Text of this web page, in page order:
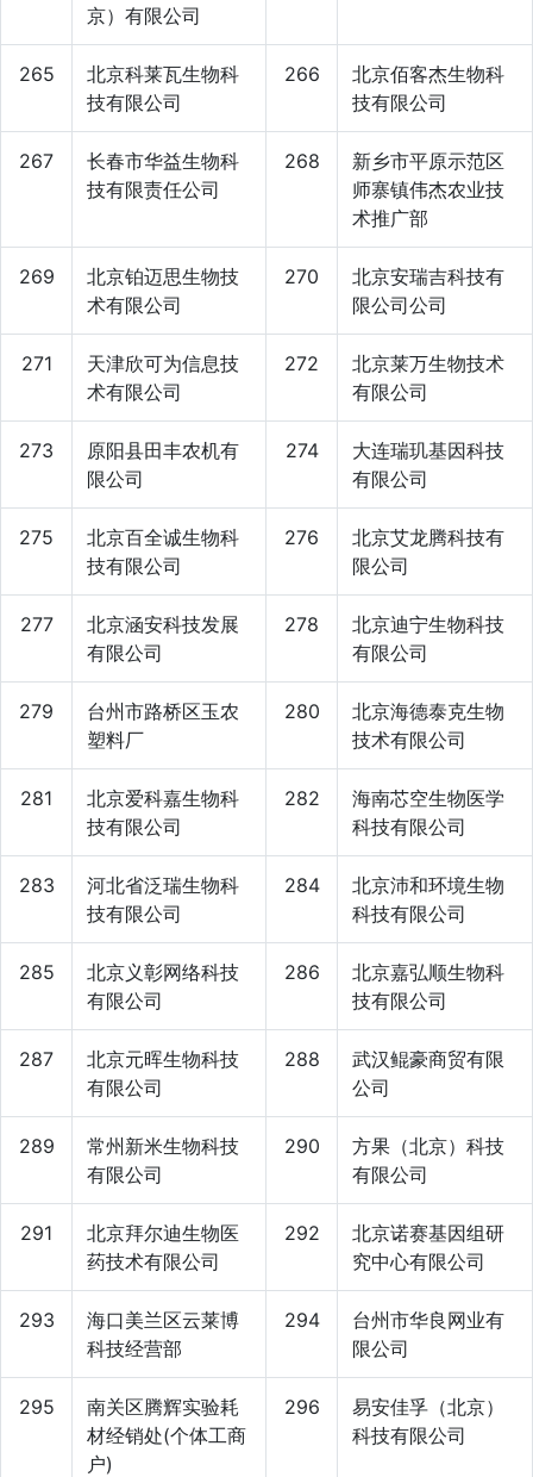
京）有限公司
265
北京科莱瓦生物科
技有限公司
266
北京佰客杰生物科
技有限公司
267
长春市华益生物科
技有限责任公司
268
新乡市平原示范区
师寨镇伟杰农业技
术推广部
269
北京铂迈思生物技
术有限公司
270
北京安瑞吉科技有
限公司公司
271
天津欣可为信息技
术有限公司
272
北京莱万生物技术
有限公司
273
原阳县田丰农机有
限公司
274
大连瑞玑基因科技
有限公司
275
北京百全诚生物科
技有限公司
276
北京艾龙腾科技有
限公司
277
北京涵安科技发展
有限公司
278
北京迪宁生物科技
有限公司
279
台州市路桥区玉农
塑料厂
280
北京海德泰克生物
技术有限公司
281
北京爱科嘉生物科
技有限公司
282
海南芯空生物医学
科技有限公司
283
河北省泛瑞生物科
技有限公司
284
北京沛和环境生物
科技有限公司
285
北京义彰网络科技
有限公司
286
北京嘉弘顺生物科
技有限公司
287
北京元晖生物科技
有限公司
288
武汉鲲豪商贸有限
公司
289
常州新米生物科技
有限公司
290
方果（北京）科技
有限公司
291
北京拜尔迪生物医
药技术有限公司
292
北京诺赛基因组研
究中心有限公司
293
海口美兰区云莱博
科技经营部
294
台州市华良网业有
限公司
295
南关区腾辉实验耗
材经销处(个体工商
户)
296
易安佳孚（北京）
科技有限公司